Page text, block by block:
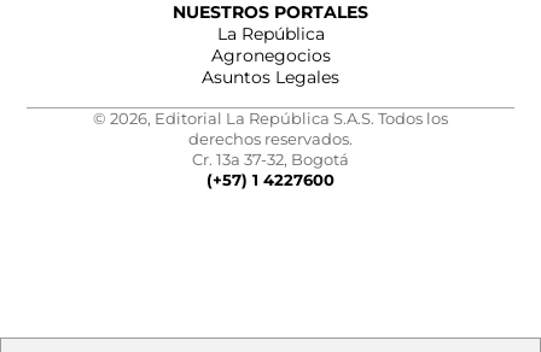
NUESTROS PORTALES
La República
Agronegocios
Asuntos Legales
© 2026, Editorial La República S.A.S. Todos los
derechos reservados.
Cr. 13a 37-32, Bogotá
(+57) 1 4227600